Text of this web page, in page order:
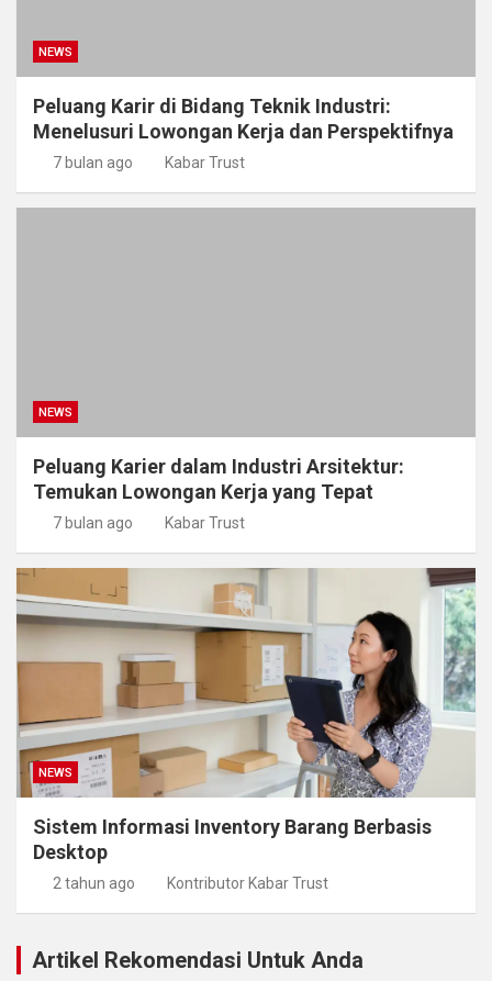
NEWS
Peluang Karir di Bidang Teknik Industri:
Menelusuri Lowongan Kerja dan Perspektifnya
7 bulan ago Kabar Trust
NEWS
Peluang Karier dalam Industri Arsitektur:
Temukan Lowongan Kerja yang Tepat
7 bulan ago Kabar Trust
NEWS
Sistem Informasi Inventory Barang Berbasis
Desktop
2 tahun ago Kontributor Kabar Trust
Artikel Rekomendasi Untuk Anda